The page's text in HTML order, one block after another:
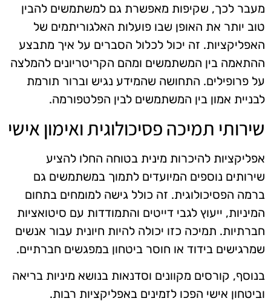
מעבר לכך, שקיפות מאפשרת גם למשתמשים להבין
טוב יותר את האופן שבו פועלות האלגוריתמים של
האפליקציות. זה יכול לכלול הסברים על איך מתבצע
ההתאמה בין המשתמשים ומהם הקריטריונים להמלצה
על פרופילים. התחושה שהמידע נגיש וברור תורמת
לבניית אמון בין המשתמשים לבין הפלטפורמה.
שירותי תמיכה פסיכולוגית ואימון אישי
אפליקציות להיכרות מינית בטוחה החלו להציע
שירותים נוספים המיועדים לתמוך במשתמשים גם
ברמה הפסיכולוגית. זה כולל גישה למומחים בתחום
המיניות, ייעוץ לגבי דייטים והתמודדות עם סיטואציות
חברתיות. תמיכה כזו יכולה להיות חיונית עבור אנשים
שמרגישים בידוד או חוסר ביטחון במפגשים חברתיים.
בנוסף, קורסים מקוונים וסדנאות בנושא מיניות בריאה
וביטחון אישי הפכו לזמינים באפליקציות רבות.